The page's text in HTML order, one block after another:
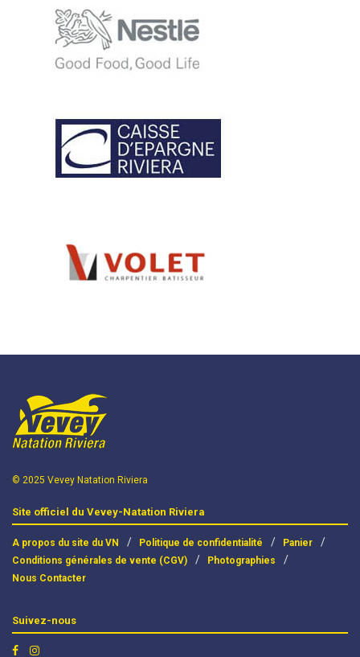
© 2025 Vevey Natation Riviera
Site officiel du Vevey-Natation Riviera
A propos du site du VN Politique de confidentialité
Panier
Conditions générales de vente (CGV)
Photographies
Nous Contacter
Suivez-nous